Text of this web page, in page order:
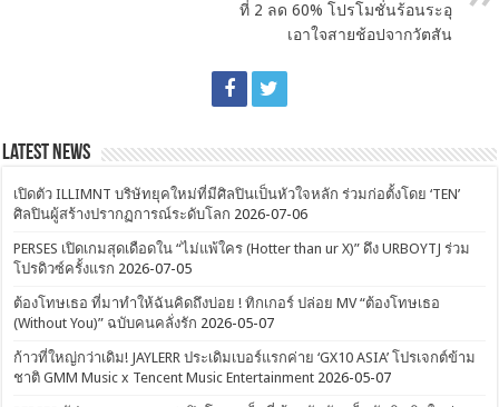
ที่ 2 ลด 60% โปรโมชั่นร้อนระอุ
เอาใจสายช้อปจากวัตสัน
Latest News
เปิดตัว ILLIMNT บริษัทยุคใหม่ที่มีศิลปินเป็นหัวใจหลัก ร่วมก่อตั้งโดย ‘TEN’
ศิลปินผู้สร้างปรากฏการณ์ระดับโลก 2026-07-06
PERSES เปิดเกมสุดเดือดใน “ไม่แพ้ใคร (Hotter than ur X)” ดึง URBOYTJ ร่วม
โปรดิวซ์ครั้งแรก 2026-07-05
ต้องโทษเธอ ที่มาทำให้ฉันคิดถึงบ่อย ! ทิกเกอร์ ปล่อย MV “ต้องโทษเธอ
(Without You)” ฉบับคนคลั่งรัก 2026-05-07
ก้าวที่ใหญ่กว่าเดิม! JAYLERR ประเดิมเบอร์แรกค่าย ‘GX10 ASIA’ โปรเจกต์ข้าม
ชาติ GMM Music x Tencent Music Entertainment 2026-05-07